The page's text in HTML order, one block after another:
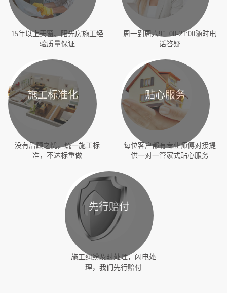
15年以上天窗、阳光房施工经
验质量保证
周一到周六9：00-21:00随时电
话答疑
施工标准化
没有后顾之忧，统一施工标
准，不达标重做
贴心服务
每位客户都有专业师傅对接提
供一对一管家式贴心服务
先行赔付
施工纠纷及时处理，闪电处
理，我们先行赔付